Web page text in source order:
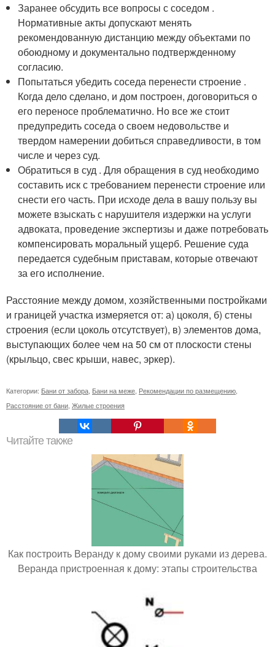
Заранее обсудить все вопросы с соседом .
Нормативные акты допускают менять
рекомендованную дистанцию между объектами по
обоюдному и документально подтвержденному
согласию.
Попытаться убедить соседа перенести строение .
Когда дело сделано, и дом построен, договориться о
его переносе проблематично. Но все же стоит
предупредить соседа о своем недовольстве и
твердом намерении добиться справедливости, в том
числе и через суд.
Обратиться в суд . Для обращения в суд необходимо
составить иск с требованием перенести строение или
снести его часть. При исходе дела в вашу пользу вы
можете взыскать с нарушителя издержки на услуги
адвоката, проведение экспертизы и даже потребовать
компенсировать моральный ущерб. Решение суда
передается судебным приставам, которые отвечают
за его исполнение.
Расстояние между домом, хозяйственными постройками
и границей участка измеряется от: а) цоколя, б) стены
строения (если цоколь отсутствует), в) элементов дома,
выступающих более чем на 50 см от плоскости стены
(крыльцо, свес крыши, навес, эркер).
Категории: Бани от забора, Бани на меже, Рекомендации по размещению,
Расстояние от бани, Жилые строения
Читайте также
Как построить Веранду к дому своими руками из дерева.
Веранда пристроенная к дому: этапы строительства